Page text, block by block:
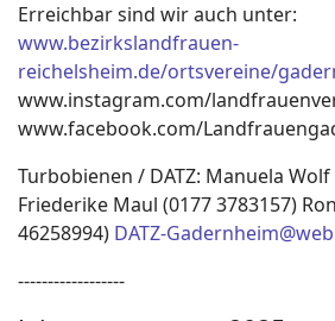
Erreichbar sind wir auch unter:
www.bezirkslandfrauen-
reichelsheim.de/ortsvereine/
www.instagram.com/
www.facebook.com/
Turbobienen / DATZ: Manuela Wolf
Friederike Maul (0177 3783157)
46258994) DATZ-
------------------